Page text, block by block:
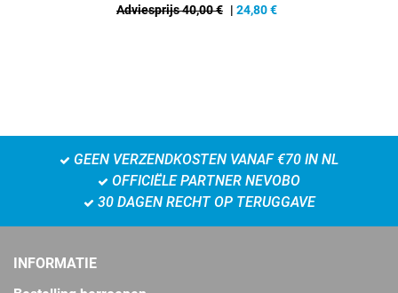
Adviesprijs 40,00 € | 24,80€
GEEN VERZENDKOSTEN VANAF €70 IN NL
OFFICIËLE PARTNER NEVOBO
30 DAGEN RECHT OP TERUGGAVE
INFORMATIE